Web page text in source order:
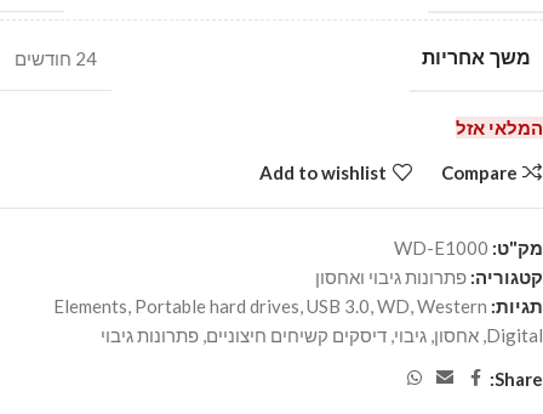
משך אחריות 24 חודשים
המלאי אזל
Compare
Add to wishlist
מק"ט: WD-E1000
קטגוריה: פתרונות גיבוי ואחסון
תגיות:
Elements, Portable hard drives,USB 3.0,WD,Western
Digital
, אחסון, גיבוי, דיסקים קשיחים חיצוניים, פתרונות גיבוי
Share: